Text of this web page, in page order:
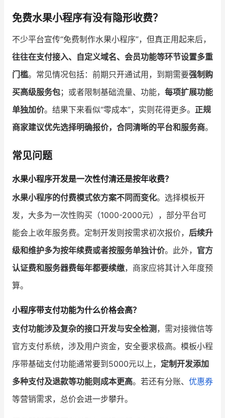
免费水果小程序有没有隐形收费？
不少平台宣传“免费制作水果小程序”，但真正用起来后，
往往在支付接入、自定义域名、会员功能等环节设置多重
门槛。常见情况包括：前期只开通试用，到期需要强制购
买高级服务包；或者限制基础流量、功能， 每项扩展功能
单独加价。结果下来看似“零成本”，实则花得更多。 正规
商家建议优先选择明确报价，合同清晰的平台和服务商。
常见问题
水果小程序开发是一次性付清还是按年收费？
水果小程序的付费模式依方案不同而变化。选择模板开
发，大多为一次性购买（1000-2000元），部分平台可
能会上收年服务费。定制开发则按需求初次报价， 后续升
级和维护多为按年续费或者按服务单独计价。此外， 官方
认证费和服务器费每年都要续缴，商家应将其计入年度预
算。
小程序带支付功能为什么价格会高？
支付功能涉及复杂的接口开发与安全检测 ，需对接微信等
官方支付系统，涉及用户资金，安全要求极高。模板小程
序带基础支付功能通常要到5000元以上， 定制开发添加
多种支付及退款等功能则成本更高。若还有分账、 优惠券
等营销需求，总价会进一步攀升。